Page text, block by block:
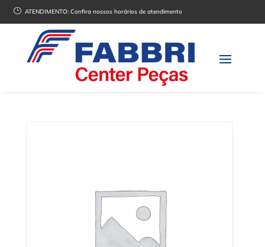
} ATENDIMENTO:Confira nossos horários de atendimento